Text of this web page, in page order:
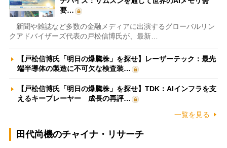
要…
新聞や雑誌など多数の金融メディアに出演するグローバルリン
クアドバイザーズ代表の戸松信博氏が、最新…
【戸松信博氏「明日の爆騰株」を探せ】レーザーテック：最先
端半導体の製造に不可欠な検査装…
【戸松信博氏「明日の爆騰株」を探せ】TDK：AIインフラを支
えるキープレーヤー 成長の再評…
一覧を見る
田代尚機のチャイナ・リサーチ